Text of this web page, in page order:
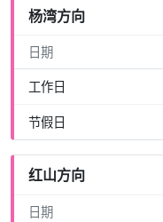
杨湾方向
日期
工作日
节假日
红山方向
日期